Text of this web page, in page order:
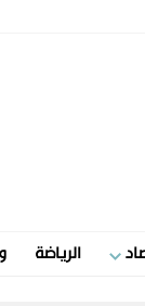
الرياضة